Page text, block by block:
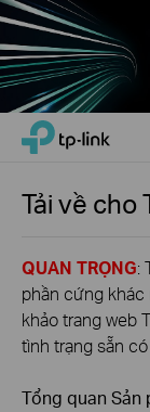
Click
the
navigation
TP-Link, Reliably
Tải về cho
QUAN TRỌNG:
phần cứng khác
khảo trang web
tình trạng sẵn
Tổng quan Sản